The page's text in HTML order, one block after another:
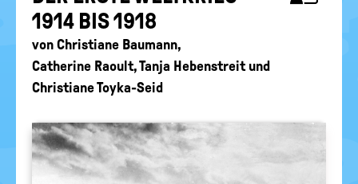
1914 BIS 1918
von Christiane Baumann,
Catherine Raoult,Tanja Hebenstreitund
Christiane Toyka-Seid